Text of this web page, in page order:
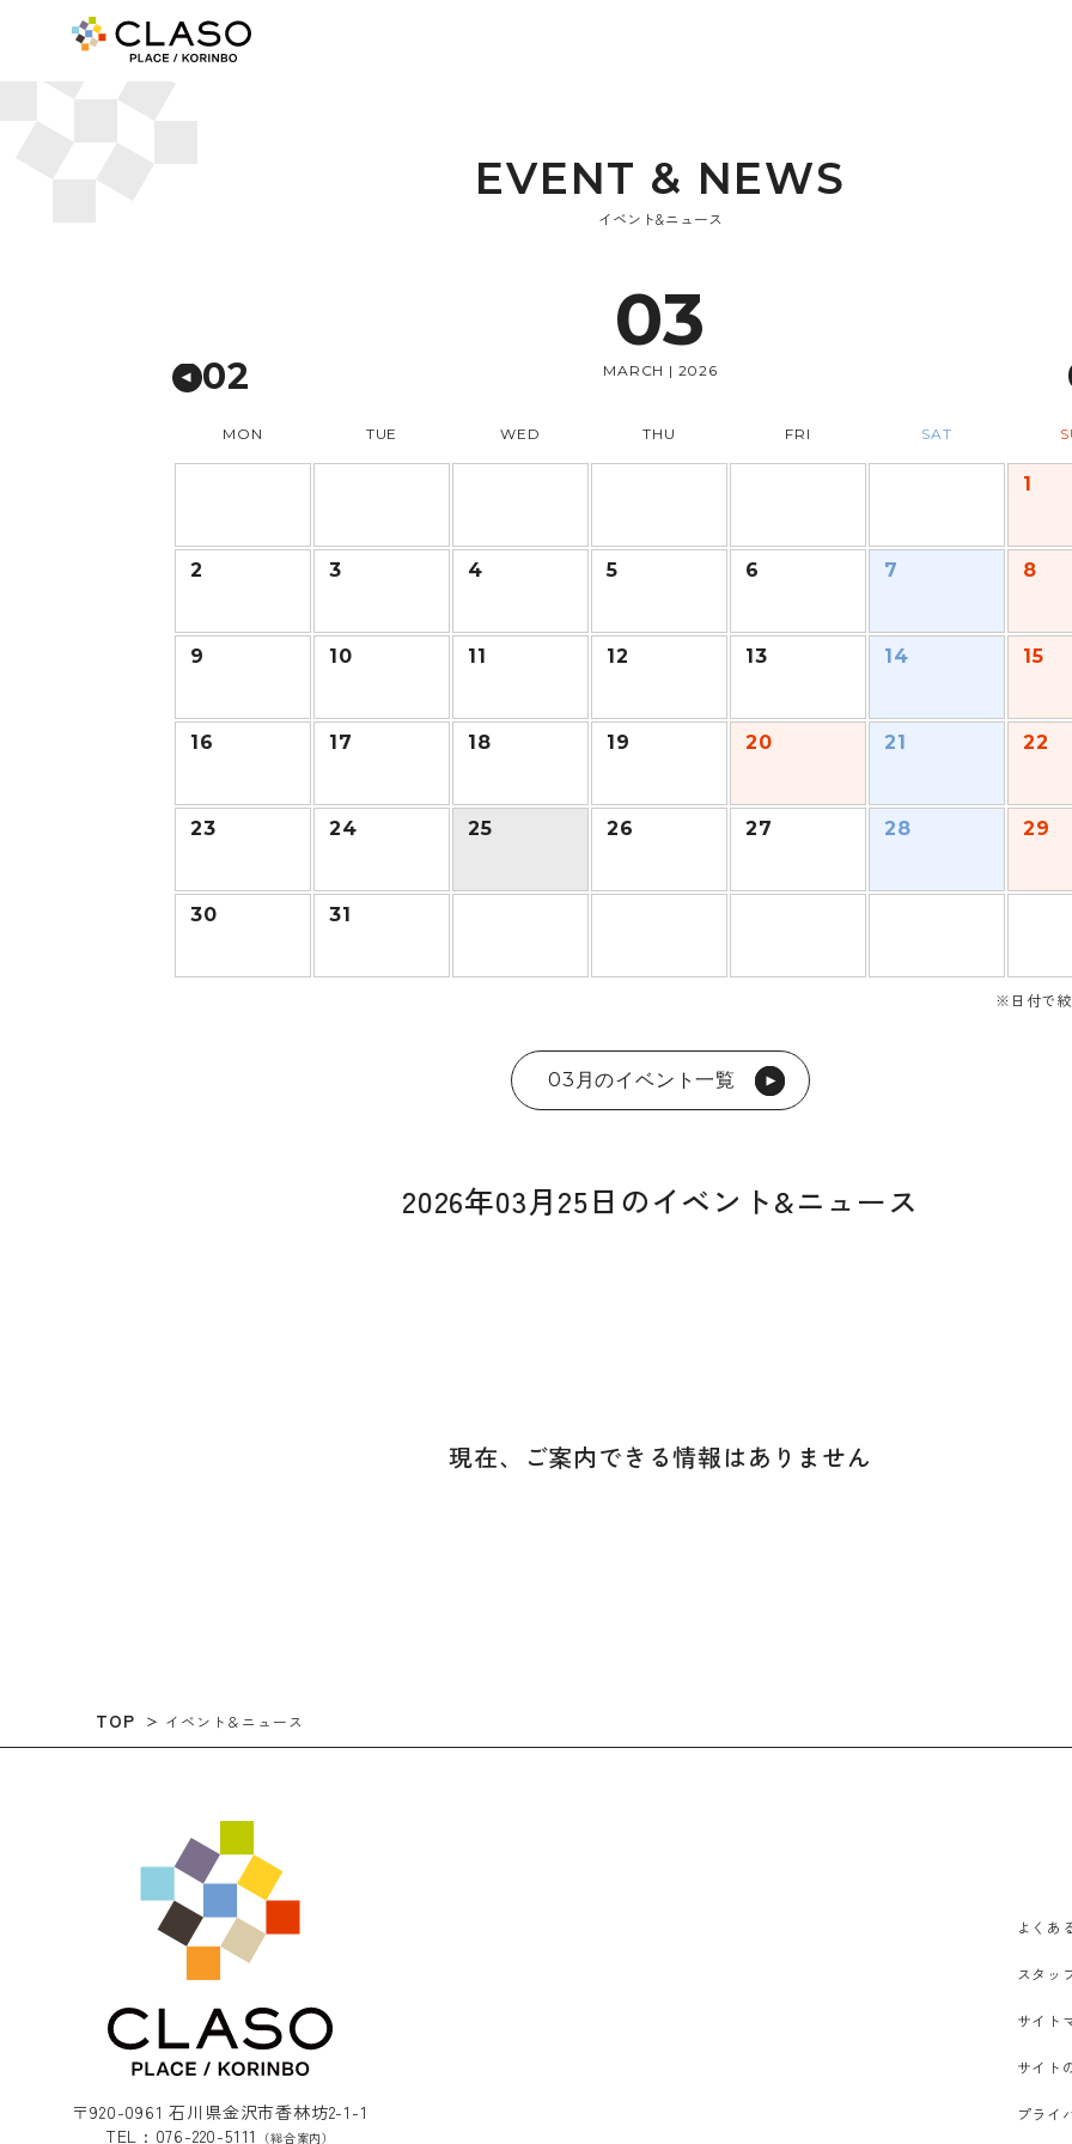
EVENT & NEWS
イベント&ニュース
03
MARCH | 2026
02
MON TUE WED THU FRI SAT
1
2 3 4 5 6 7 8
9 10 11 12 13 14 15
16 17 18 19 20 21 22
23 24 25 26 27 28 29
30 31
※日付で
03月のイベント一覧
2026年03月25日のイベント&ニュース
現在、ご案内できる情報はありません
TOP イベント＆ニュース
〒920-0961 石川県金沢市香林坊2-1-1
TEL : 076-220-5111
（総合案内）
よくあ
スタッ
サイト
サイト
プライ